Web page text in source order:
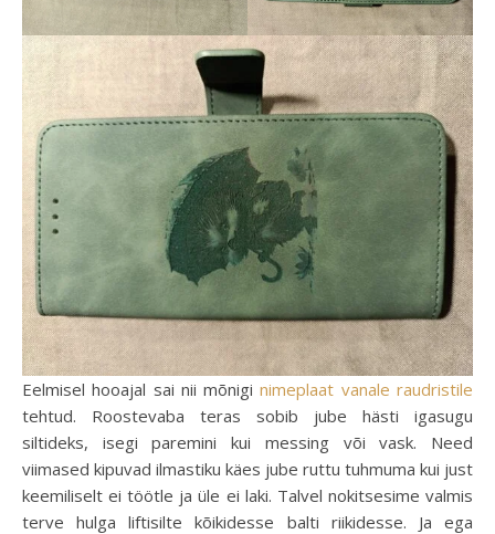
Eelmisel hooajal sai nii mõniginimeplaat vanale raudristile
tehtud. Roostevaba teras sobib jube hästi igasugu
siltideks, isegi paremini kui messing või vask. Need
viimased kipuvad ilmastiku käes jube ruttu tuhmuma kui just
keemiliselt ei töötle ja üle ei laki. Talvel nokitsesime valmis
terve hulga liftisilte kõikidesse balti riikidesse. Ja ega